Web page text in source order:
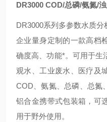
DR3000 COD/总磷/氨氮/
DR3000系列多参数水质
企业量身定制的一款高档
确度高、功能*。可用于生
观水、工业废水、医疗及
COD、氨氮、总磷、总氮
铝合金携带式包装箱，可
用于野外使用。